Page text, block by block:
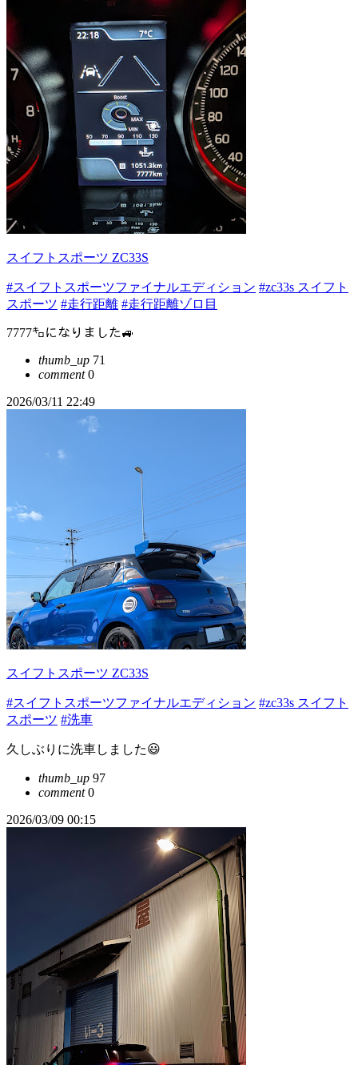
スイフトスポーツ ZC33S
#スイフトスポーツファイナルエディション #zc33s スイフト
スポーツ #走行距離 #走行距離ゾロ目
7777㌔になりました🚙
thumb_up 71
comment0
2026/03/11 22:49
スイフトスポーツ ZC33S
#スイフトスポーツファイナルエディション #zc33s スイフト
スポーツ #洗車
久しぶりに洗車しました😃
thumb_up 97
comment0
2026/03/09 00:15